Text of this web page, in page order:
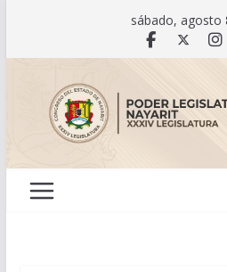
contenido
sábado, agosto